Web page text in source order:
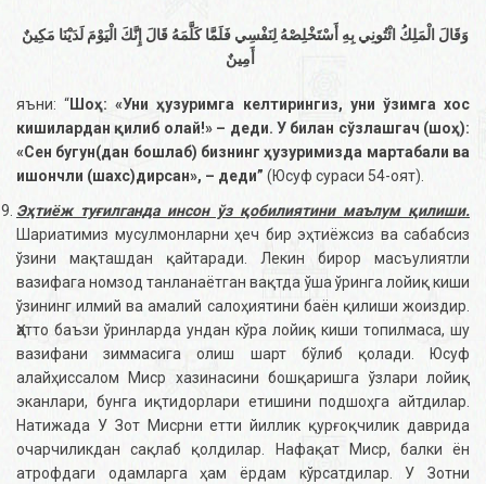
яъни: “Шоҳ: «Уни ҳузуримга келтирингиз, уни ўзимга хос
кишилардан қилиб олай!» – деди. У билан сўзлашгач (шоҳ):
«Сен бугун(дан бошлаб) бизнинг ҳузуримизда мартабали ва
ишончли (шахс)дирсан», – деди” (Юсуф сураси 54-оят).
Эҳтиёж туғилганда инсон ўз қобилиятини маълум қилиши.
Шариатимиз мусулмонларни ҳеч бир эҳтиёжсиз ва сабабсиз
ўзини мақташдан қайтаради. Лекин бирор масъулиятли
вазифага номзод танланаётган вақтда ўша ўринга лойиқ киши
ўзининг илмий ва амалий салоҳиятини баён қилиши жоиздир.
Ҳатто баъзи ўринларда ундан кўра лойиқ киши топилмаса, шу
вазифани зиммасига олиш шарт бўлиб қолади. Юсуф
алайҳиссалом Миср хазинасини бошқаришга ўзлари лойиқ
эканлари, бунга иқтидорлари етишини подшоҳга айтдилар.
Натижада У Зот Мисрни етти йиллик қурғоқчилик даврида
очарчиликдан сақлаб қолдилар. Нафақат Миср, балки ён
атрофдаги одамларга ҳам ёрдам кўрсатдилар. У Зотни